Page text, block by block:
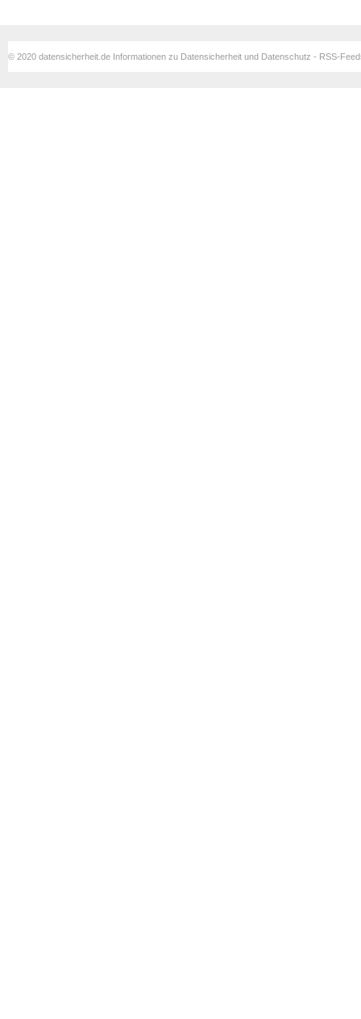
© 2020 datensicherheit.de Informationen zu Datensicherheit und Datenschutz - RSS-